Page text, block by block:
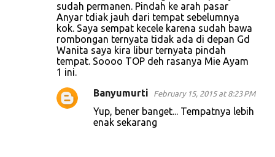
sudah permanen. Pindah ke arah pasar
Anyar tdiak jauh dari tempat sebelumnya
kok. Saya sempat kecele karena sudah bawa
rombongan ternyata tidak ada di depan Gd
Wanita saya kira libur ternyata pindah
tempat. Soooo TOP deh rasanya Mie Ayam
1 ini.
Banyumurti February 15, 2015 at 8:23 PM
Yup, bener banget... Tempatnya lebih
enak sekarang